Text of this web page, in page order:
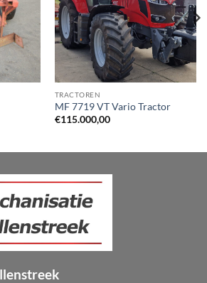
TRACTOREN
MF 7719 VT Vario Tractor
€115.000,00